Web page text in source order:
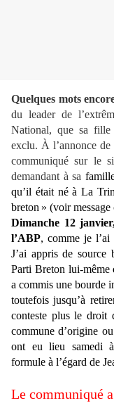
Quelques mots
du leader de
National, que sa fille
exclu. À l’annonce
communiqué sur le
demandant à sa
qu’il était né à La
breton » (voir
Dimanche 12
l’ABP, comme je
J’ai appris de source
Parti Breton lui-même
a commis une bourde
toutefois jusqu’à
conteste plus le droit
commune d’origine
ont eu lieu samedi
formule à l’égard de
Le communiqué